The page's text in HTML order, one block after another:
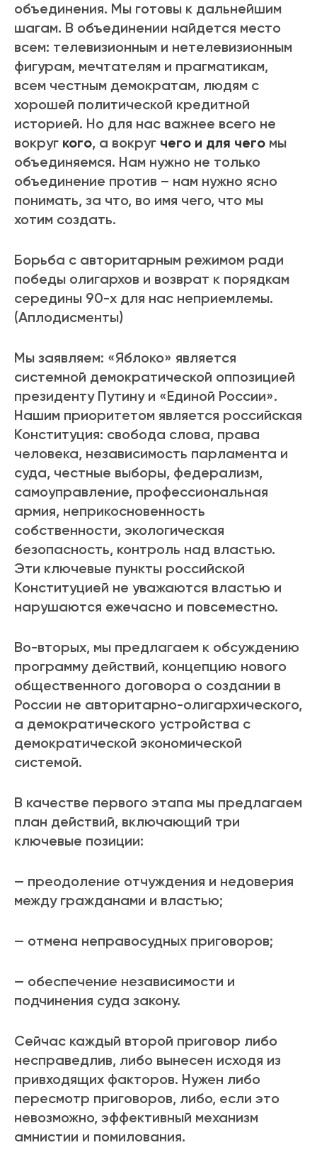
объединения. Мы готовы к дальнейшим
шагам. В объединении найдется место
всем: телевизионным и нетелевизионным
фигурам, мечтателям и прагматикам,
всем честным демократам, людям с
хорошей политической кредитной
историей. Но для нас важнее всего не
вокруг кого, а вокруг чего и для чего мы
объединяемся. Нам нужно не только
объединение против – нам нужно ясно
понимать, за что, во имя чего, что мы
хотим создать.
Борьба с авторитарным режимом ради
победы олигархов и возврат к порядкам
середины 90-х для нас неприемлемы.
(Аплодисменты)
Мы заявляем: «Яблоко» является
системной демократической оппозицией
президенту Путину и «Единой России».
Нашим приоритетом является российская
Конституция: свобода слова, права
человека, независимость парламента и
суда, честные выборы, федерализм,
самоуправление, профессиональная
армия, неприкосновенность
собственности, экологическая
безопасность, контроль над властью.
Эти ключевые пункты российской
Конституцией не уважаются властью и
нарушаются ежечасно и повсеместно.
Во-вторых, мы предлагаем к обсуждению
программу действий, концепцию нового
общественного договора о создании в
России не авторитарно-олигархического,
а демократического устройства с
демократической экономической
системой.
В качестве первого этапа мы предлагаем
план действий, включающий три
ключевые позиции:
— преодоление отчуждения и недоверия
между гражданами и властью;
— отмена неправосудных приговоров;
— обеспечение независимости и
подчинения суда закону.
Сейчас каждый второй приговор либо
несправедлив, либо вынесен исходя из
привходящих факторов. Нужен либо
пересмотр приговоров, либо, если это
невозможно, эффективный механизм
амнистии и помилования.